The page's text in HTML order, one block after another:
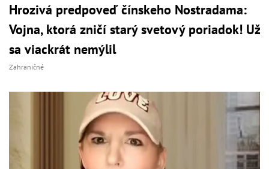
Hrozivá predpoveď čínskeho Nostradama:
Vojna, ktorá zničí starý svetový poriadok! Už
sa viackrát nemýlil
Zahraničné